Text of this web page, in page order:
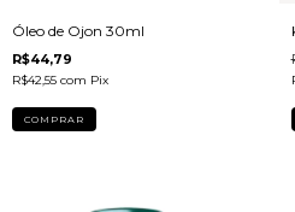
Óleo de Ojon 30ml
R$44,79
R$42,55 com Pix